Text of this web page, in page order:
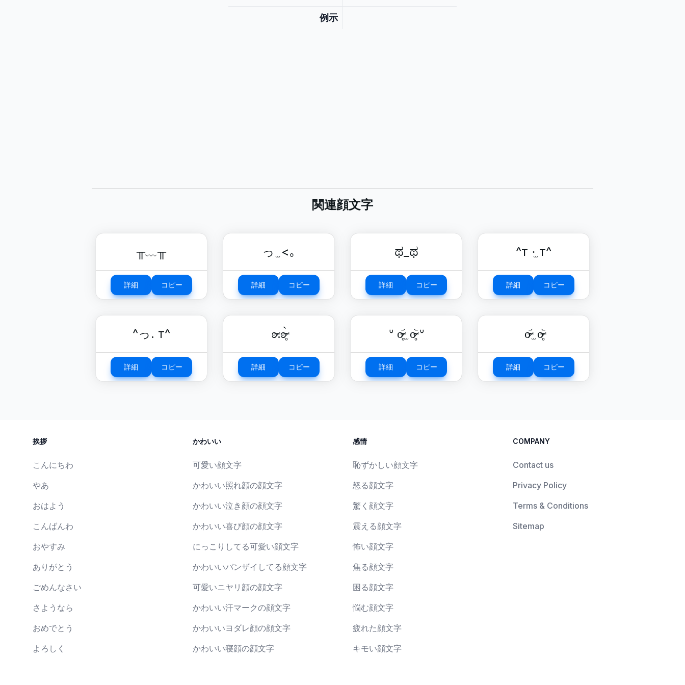
例示
関連顔文字
╥﹏╥
詳細 コピー
っ ̫ <｡
詳細 コピー
ಥ_ಥ
詳細 コピー
^т ·̫ т^
詳細 コピー
^っ. т^
詳細 コピー
ʚ̴̶̷.ʚ̴̶̷̥̀
詳細 コピー
ᐡ o̴̶̷̥᷄ ̫ o̴̶̷̥᷅ ᐡ
詳細 コピー
o̴̶̷᷄ ̫ o̴̶̷̥᷅
詳細 コピー
挨拶
こんにちわ
やあ
おはよう
こんばんわ
おやすみ
ありがとう
ごめんなさい
さようなら
おめでとう
よろしく
かわいい
可愛い顔文字
かわいい照れ顔の顔文字
かわいい泣き顔の顔文字
かわいい喜び顔の顔文字
にっこりしてる可愛い顔文字
かわいいバンザイしてる顔文字
可愛いニヤリ顔の顔文字
かわいい汗マークの顔文字
かわいいヨダレ顔の顔文字
かわいい寝顔の顔文字
感情
恥ずかしい顔文字
怒る顔文字
驚く顔文字
震える顔文字
怖い顔文字
焦る顔文字
困る顔文字
悩む顔文字
疲れた顔文字
キモい顔文字
COMPANY
Contact us
Privacy Policy
Terms & Conditions
Sitemap